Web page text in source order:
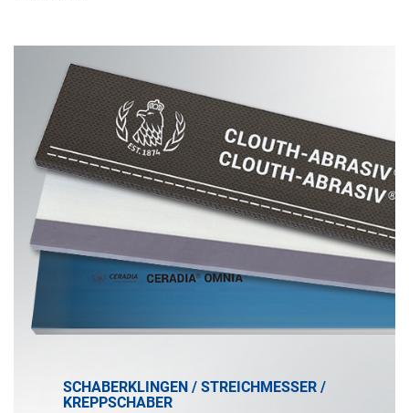
SCHABERKLINGEN / STREICHMESSER /
KREPPSCHABER